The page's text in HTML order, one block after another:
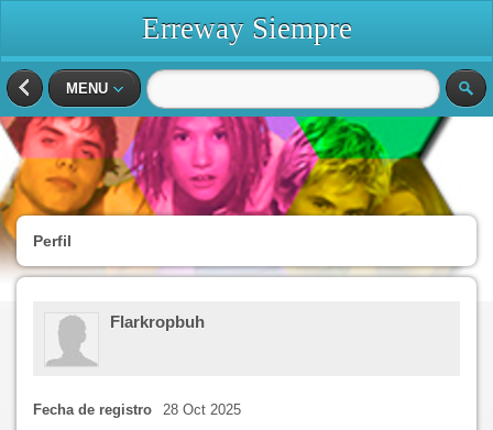
Erreway Siempre
MENU
Perfil
Flarkropbuh
Fecha de registro 28 Oct 2025